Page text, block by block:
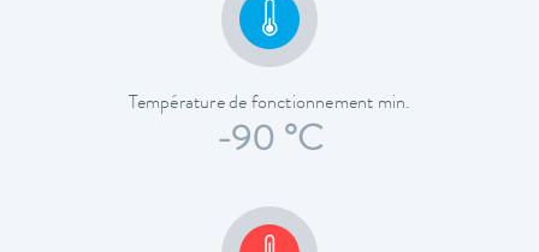
Température de fonctionnement min.
-90 °C